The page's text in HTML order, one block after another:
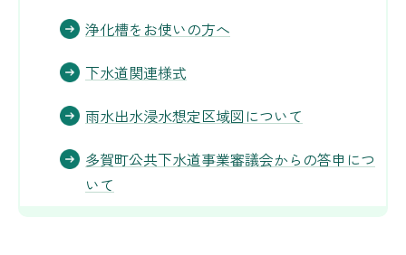
浄化槽をお使いの方へ
下水道関連様式
雨水出水浸水想定区域図について
多賀町公共下水道事業審議会からの答申につ
いて